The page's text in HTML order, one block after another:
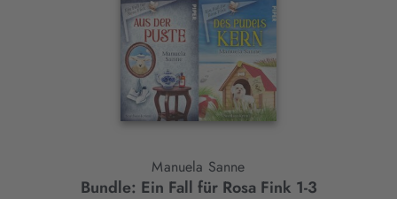
Manuela Sanne
Bundle: Ein Fall für Rosa Fink 1-3